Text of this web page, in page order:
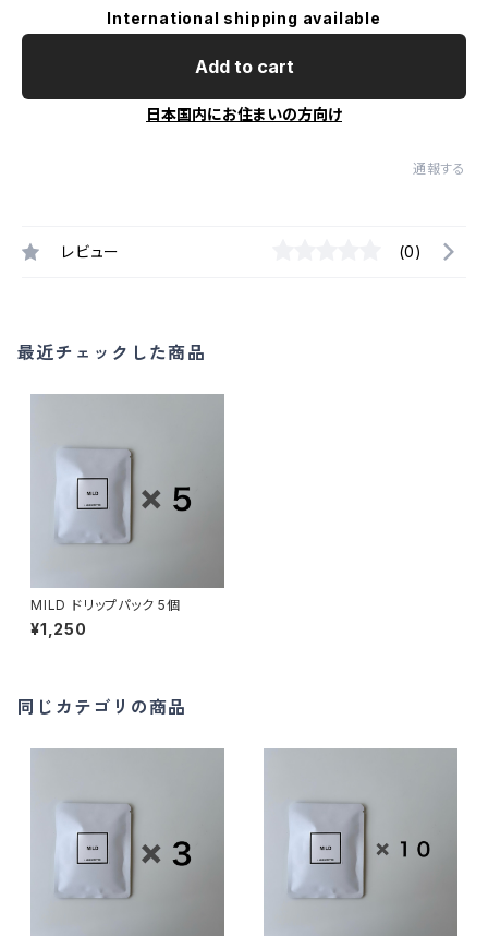
International shipping available
Add to cart
日本国内にお住まいの方向け
通報する
レビュー (0)
最近チェックした商品
MILD ドリップパック 5個
¥1,250
同じカテゴリの商品